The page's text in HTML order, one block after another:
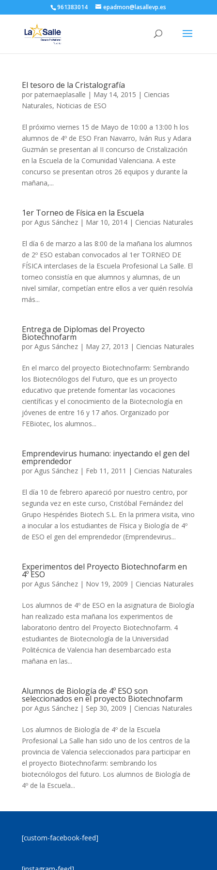
961383014 epadmon@lasallevp.es
El tesoro de la Cristalografía
por paternaeplasalle | May 14, 2015 | Ciencias
Naturales, Noticias de ESO
El próximo viernes 15 de Mayo de 10:00 a 13:00 h los
alumnos de 4º de ESO Fran Navarro, Iván Rus y Adara
Guzmán se presentan al II concurso de Cristalización
en la Escuela de la Comunidad Valenciana. A este
concurso se presentan otros 26 equipos y durante la
mañana,...
1er Torneo de Física en la Escuela
por Agus Sánchez| Mar 10, 2014| Ciencias Naturales
El día 6 de marzo a las 8:00 de la mañana los alumnos
de 2º ESO estaban convocados al 1er TORNEO DE
FÍSICA interclases de la Escuela Profesional La Salle. El
torneo consistía en que alumnos y alumnas, de un
nivel similar, competían entre ellos a ver quién resolvía
más...
Entrega de Diplomas del Proyecto
Biotechnofarm
por Agus Sánchez| May 27, 2013 | Ciencias Naturales
En el marco del proyecto Biotechnofarm: Sembrando
los Biotecnólogos del Futuro, que es un proyecto
educativo que pretende fomentar las vocaciones
científicas y el conocimiento de la Biotecnología en
jóvenes de entre 16 y 17 años. Organizado por
FEBiotec, los alumnos...
Emprendevirus humano: inyectando el gen del
emprendedor
por Agus Sánchez| Feb 11, 2011 | Ciencias Naturales
El día 10 de febrero apareció por nuestro centro, por
segunda vez en este curso, Cristóbal Fernández del
Grupo Hespérides Biotech S.L. En la primera visita, vino
a inocular a los estudiantes de Física y Biología de 4º
de ESO el gen del emprendedor (Emprendevirus...
Experimentos del Proyecto Biotechnofarm en
4º ESO
por Agus Sánchez| Nov 19, 2009 | Ciencias Naturales
Los alumnos de 4º de ESO en la asignatura de Biología
han realizado esta mañana los experimentos de
laboratorio dentro del Proyecto Biotechnofarm. 4
estudiantes de Biotecnología de la Universidad
Politécnica de Valencia han desembarcado esta
mañana en las...
Alumnos de Biología de 4º ESO son
seleccionados en el proyecto Biotechnofarm
por Agus Sánchez| Sep 30, 2009 | Ciencias Naturales
Los alumnos de Biología de 4º de la Escuela
Profesional La Salle han sido uno de los centros de la
provincia de Valencia seleccionados para participar en
el proyecto Biotechnofarm: sembrando los
biotecnólogos del futuro. Los alumnos de Biología de
4º de la Escuela...
[custom-facebook-feed]